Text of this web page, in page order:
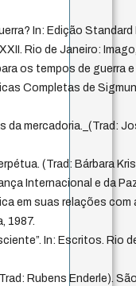
In: Edição
Rio de Janeiro:
os tempos de guerra
Completas de
da mercadoria._(Trad:
(Trad: Bárbara
Internacional e da
em suas relações com
1987.
In: Escritos. Rio
Rubens Enderle).